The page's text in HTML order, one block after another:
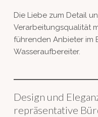
Die Liebe zum Detail
Verarbeitungsqualität
führenden Anbieter im
Wasseraufbereiter.
Design und
repräsentative